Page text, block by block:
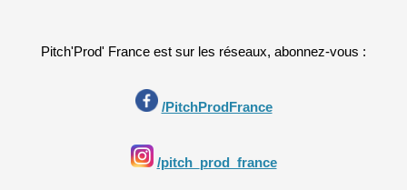
Pitch'Prod' France est sur les réseaux, abonnez-vous :
/PitchProdFrance
/pitch_prod_france